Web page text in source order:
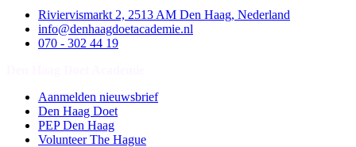
Riviervismarkt 2, 2513 AM Den Haag, Nederland
info@denhaagdoetacademie.nl
070 - 302 44 19
Aanmelden nieuwsbrief
Den Haag Doet
PEP Den Haag
Volunteer The Hague